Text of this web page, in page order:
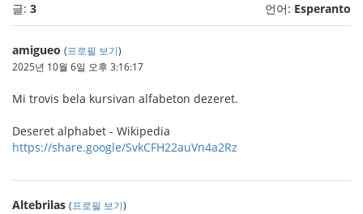
글: 3 언어: Esperanto
amigueo (프로필 보기)
2025년 10월 6일 오후 3:16:17
Mi trovis bela kursivan alfabeton dezeret.
Deseret alphabet - Wikipedia
https://share.google/SvkCFH22auVn4a2Rz
Altebrilas (프로필 보기)